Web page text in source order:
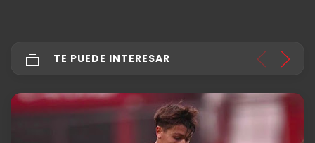
TE PUEDE INTERESAR